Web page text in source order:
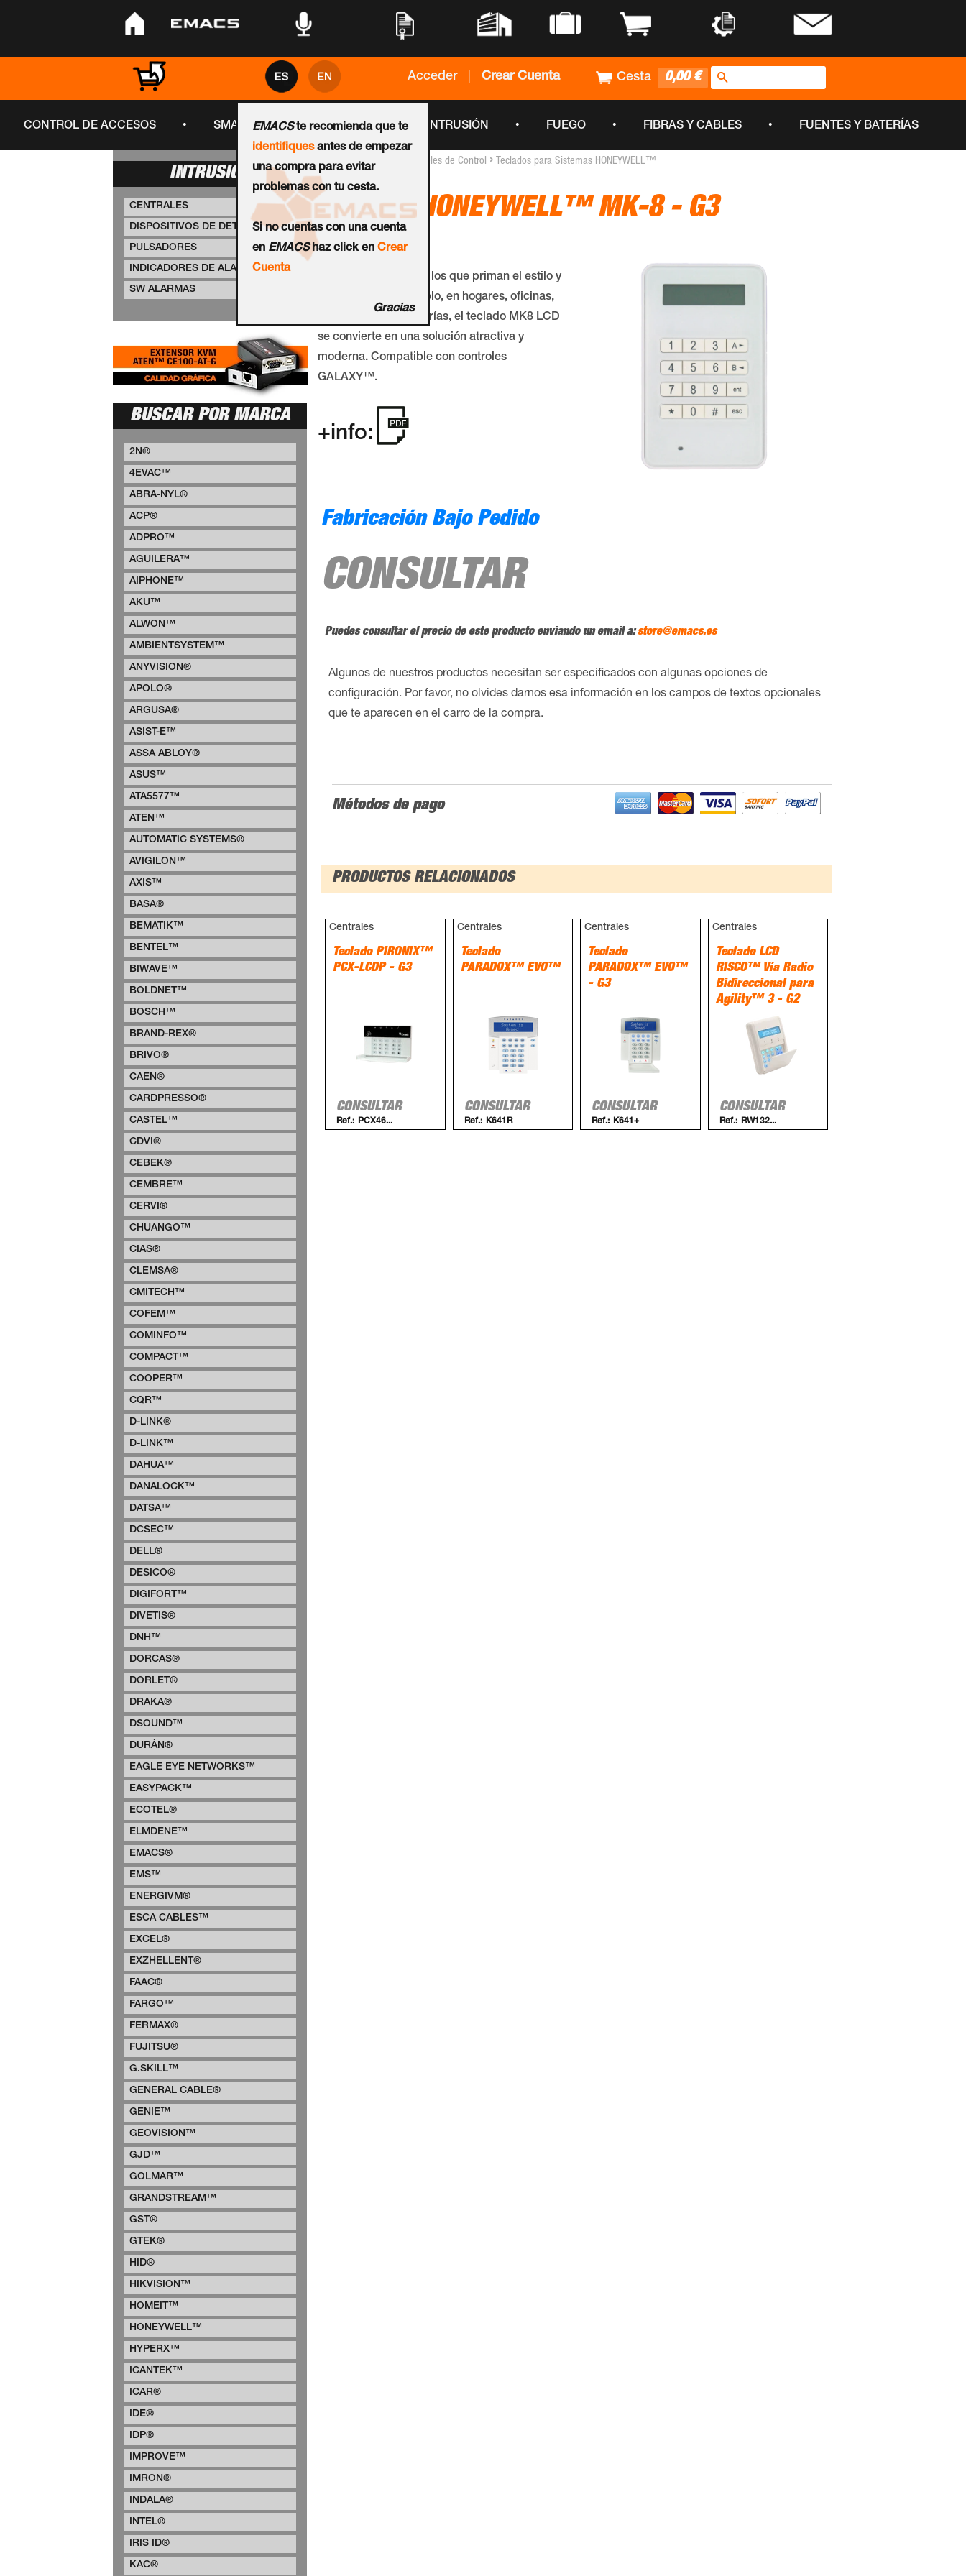
•
Acceder Crear Cuenta Cesta 0,00 €
EMACSte recomienda que te
identifiquesantes de empezar
una compra para evitar
problemas con tu cesta.
Si no cuentas con una cuenta
en EMACShaz click enCrear
Cuenta
Gracias
CONTROL DE ACCESOS • SMART CITY • CCTV • INTRUSIÓN • FUEGO • FIBRAS Y CABLES • FUENTES Y BATERÍAS
INTRUSIÓN
CENTRALES
DISPOSITIVOS DE DETECCIÓN
PULSADORES
INDICADORES DE ALARMA
SW ALARMAS
BUSCAR POR MARCA
2N®
4EVAC™
ABRA-NYL®
ACP®
ADPRO™
AGUILERA™
AIPHONE™
AKU™
ALWON™
AMBIENTSYSTEM™
ANYVISION®
APOLO®
ARGUSA®
ASIST-E™
ASSA ABLOY®
ASUS™
ATA5577™
ATEN™
AUTOMATIC SYSTEMS®
AVIGILON™
AXIS™
BASA®
BEMATIK™
BENTEL™
BIWAVE™
BOLDNET™
BOSCH™
BRAND-REX®
BRIVO®
CAEN®
CARDPRESSO®
CASTEL™
CDVI®
CEBEK®
CEMBRE™
CERVI®
CHUANGO™
CIAS®
CLEMSA®
CMITECH™
COFEM™
COMINFO™
COMPACT™
COOPER™
CQR™
D-LINK®
D-LINK™
DAHUA™
DANALOCK™
DATSA™
DCSEC™
DELL®
DESICO®
DIGIFORT™
DIVETIS®
DNH™
DORCAS®
DORLET®
DRAKA®
DSOUND™
DURÁN®
EAGLE EYE NETWORKS™
EASYPACK™
ECOTEL®
ELMDENE™
EMACS®
EMS™
ENERGIVM®
ESCA CABLES™
EXCEL®
EXZHELLENT®
FAAC®
FARGO™
FERMAX®
FUJITSU®
G.SKILL™
GENERAL CABLE®
GENIE™
GEOVISION™
GJD™
GOLMAR™
GRANDSTREAM™
GST®
GTEK®
HID®
HIKVISION™
HOMEIT™
HONEYWELL™
HYPERX™
ICANTEK™
ICAR®
IDE®
IDP®
IMPROVE™
IMRON®
INDALA®
INTEL®
IRIS ID®
KAC®
Inicio › Teclados para Paneles de Control › Teclados para Sistemas HONEYWELL™
Teclado HONEYWELL™ MK-8 - G3
Ref.: CP050-00-01
En aquellos casos en los que priman el estilo y
la estética, por ejemplo, en hogares, oficinas,
restaurantes o cafeterías, el teclado MK8 LCD
se convierte en una solución atractiva y
moderna. Compatible con controles
GALAXY™.
+info:
Fabricación Bajo Pedido
CONSULTAR
Puedes consultar el precio de este producto enviando un email a:store@emacs.es
Algunos de nuestros productos necesitan ser especificados con algunas opciones de
configuración. Por favor, no olvides darnos esa información en los campos de textos opcionales
que te aparecen en el carro de la compra.
Métodos de pago
PRODUCTOS RELACIONADOS
Centrales
Teclado PIRONIX™
PCX-LCDP - G3
CONSULTAR
Ref.: PCX46...
Centrales
Teclado
PARADOX™ EVO™
CONSULTAR
Ref.: K641R
Centrales
Teclado
PARADOX™ EVO™
- G3
CONSULTAR
Ref.: K641+
Centrales
Teclado LCD
RISCO™ Vía Radio
Bidireccional para
Agility™ 3 - G2
CONSULTAR
Ref.: RW132...